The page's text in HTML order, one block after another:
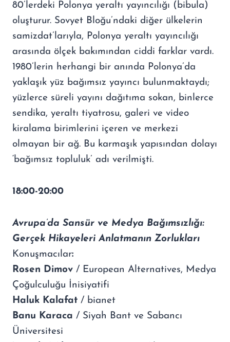
80’lerdeki Polonya yeraltı yayıncılığı (bibula)
oluşturur. Sovyet Bloğu’ndaki diğer ülkelerin
samizdat’larıyla, Polonya yeraltı yayıncılığı
arasında ölçek bakımından ciddi farklar vardı.
1980’lerin herhangi bir anında Polonya’da
yaklaşık yüz bağımsız yayıncı bulunmaktaydı;
yüzlerce süreli yayını dağıtıma sokan, binlerce
sendika, yeraltı tiyatrosu, galeri ve video
kiralama birimlerini içeren ve merkezi
olmayan bir ağ. Bu karmaşık yapısından dolayı
‘bağımsız topluluk’ adı verilmişti.
18:00-20:00
Avrupa’da Sansür ve Medya Bağımsızlığı:
Gerçek Hikayeleri Anlatmanın Zorlukları
Konuşmacılar:
Rosen Dimov / European Alternatives, Medya
Çoğulculuğu İnisiyatifi
Haluk Kalafat / bianet
Banu Karaca / Siyah Bant ve Sabancı
Üniversitesi